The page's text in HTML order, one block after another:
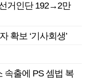
거인단 192→2만
확보 ‘기사회생’
출에 PS 셈법 복